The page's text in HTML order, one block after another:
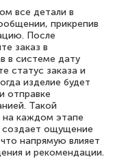
все детали в
прикрепив
После
заказ в
в системе дату
статус заказа и
изделие будет
отправке
Такой
на каждом этапе
ощущение
напрямую влияет
и рекомендации.